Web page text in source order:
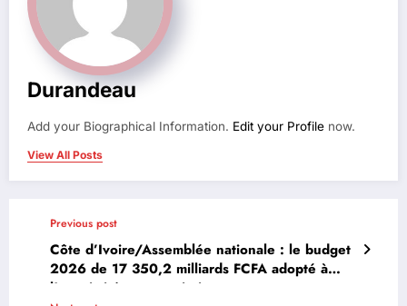
Durandeau
Add your Biographical Information. Edit your Profile now.
View All Posts
Previous post
Côte d’Ivoire/Assemblée nationale : le budget
2026 de 17 350,2 milliards FCFA adopté à
l’unanimité en commission